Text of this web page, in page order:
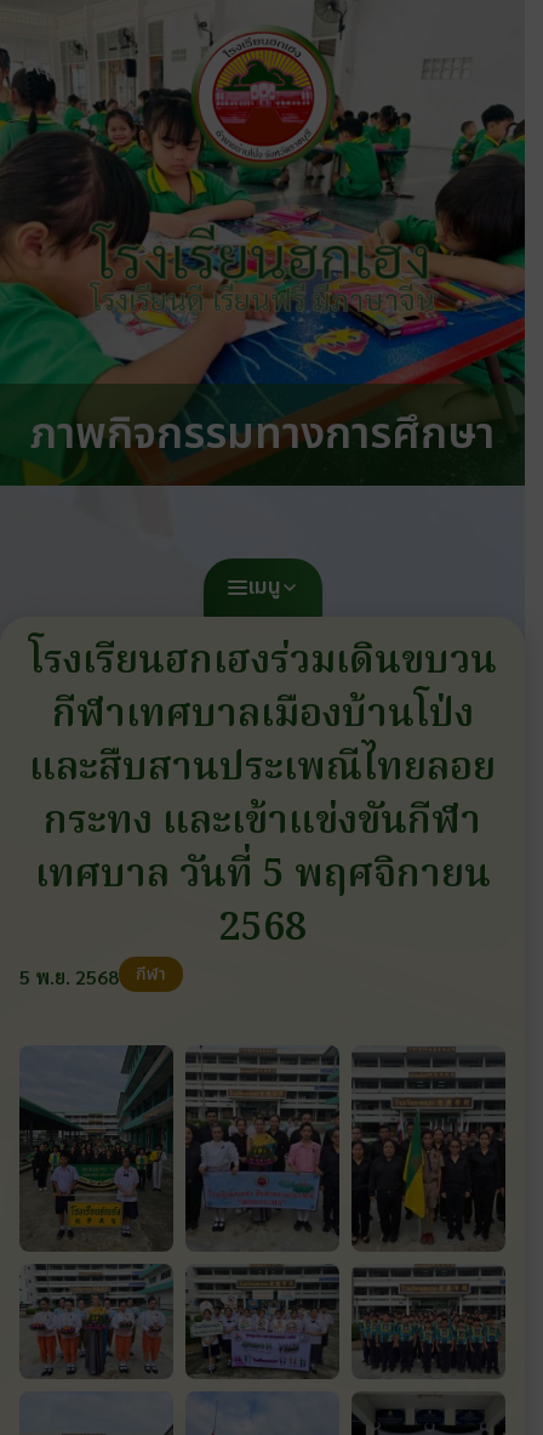
โรงเรียนฮกเฮง
โรงเรียนดี เรียนฟรี มีภาษาจีน
ภาพกิจกรรมทางการศึกษา
เมนู
โรงเรียนฮกเฮงร่วมเดินขบวน
กีฬาเทศบาลเมืองบ้านโป่ง
และสืบสานประเพณีไทยลอย
กระทง และเข้าแข่งขันกีฬา
เทศบาล วันที่ 5 พฤศจิกายน
2568
5 พ.ย. 2568 กีฬา